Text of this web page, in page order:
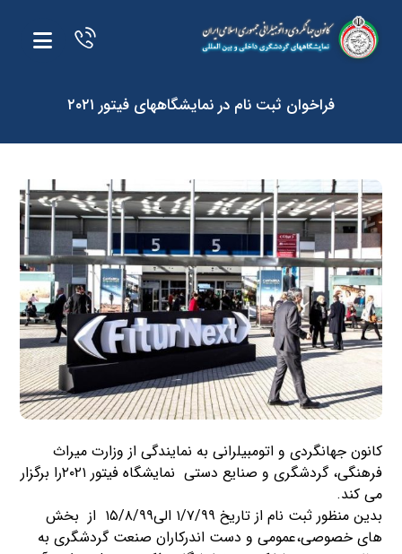
فراخوان ثبت نام در نمایشگاههای فیتور ۲۰۲۱
کانون جهانگردی و اتومبیلرانی به نمایندگی از وزارت میراث
فرهنگی، گردشگری و صنایع دستی نمایشگاه فیتور ۲۰۲۱را برگزار
می کند.
بدین منظور ثبت نام از تاریخ ۱/۷/۹۹ الی۱۵/۸/۹۹ از بخش
های خصوصی،عمومی و دست اندرکاران صنعت گردشگری به